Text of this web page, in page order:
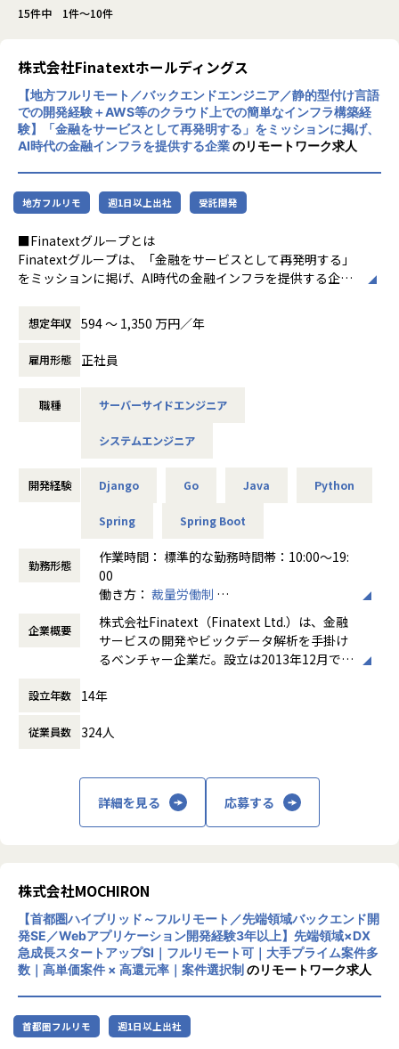
15件中 1件～10件
株式会社Finatextホールディングス
【地方フルリモート／バックエンドエンジニア／静的型付け言語
での開発経験＋AWS等のクラウド上での簡単なインフラ構築経
験】「金融をサービスとして再発明する」をミッションに掲げ、
AI時代の金融インフラを提供する企業のリモートワーク求人
地方フルリモ 週1日以上出社 受託開発
■Finatextグループとは
Finatextグループは、「金融をサービスとして再発明する」
をミッションに掲げ、AI時代の金融インフラを提供する企業
金融のDXを推進し、非金融事業者の金融サービスの参入障壁
を下げることで、金融がもっと暮らしに寄り添う世の中の実
現を目指しています。 金融サービスのあるべき姿をユーザー
視点から見直し、パートナー事業者と共に新しい金融サービ
ータAIソリューションの「株式会社ナウキャスト」、証券ビ
ス」、次世代型デジタル保険の「スマートプラス少額短期保
する「株式会社スマートプラスクレジット」といった事業会
現在、日本の多くの金融機関は、レガシーで重厚長大なシス
テムによって、デジタルな顧客体験を最適化するような改善
が行えないという課題を抱えています。 こういった課題を抱
える日本の金融システムを、モダンな環境（オンプレミス→
クラウド）、技術（Go/コンテナ）、設計（モノリス→マイ
クロサービス）を使って作り直しています。 スタートアップ
ながら、三菱UFJフィナンシャル・グループ、大和証券、MS
&AD、日本生命などの日本を代表する企業とインフラ領域で
協業し、高い評価を得ております。
FintechSHIFT
Finstage リーズアシスト
対話型AIを活用した、金融商品販売特化の集客代行サービ
ス。集客リスト提供のほか、対話型AIのホワイトラベルも提
供。
客へのパーソナライズされた資産運用提案を実現するAI支援
想定年収 594 〜 1,350 万円／年
雇用形態 正社員
職種 サーバーサイドエンジニア
システムエンジニア
開発経験 Django Go Java Python
Spring Spring Boot
勤務形態
作業時間： 標準的な勤務時間帯：10:00～19:
00
働き方： 裁量労働制
時間外労働の有無： 有（月平均30時間）
休憩時間： 60分
企業概要
株式会社Finatext（Finatext Ltd.）は、金融
サービスの開発やビックデータ解析を手掛け
るベンチャー企業だ。設立は2013年12月で、
事業を展開しております。
グループとして3つの事業を展開し、Finatex
ズムなどを提供しております。累計200万DL
を越える投資コミュニティアプリの開発・運
営も行っております。2016年8月に経営統合
ております。2017年3月に設立された新しい
証券会社、Smartplus（スマートプラス）で
は、次世代証券プラットフォームの確立と、
個人投資家がそれぞれのライフシーンで投資
を行うことができるモバイル事業を行ってお
ります。
設立年数 14年
従業員数 324人
詳細を見る 応募する
株式会社MOCHIRON
【首都圏ハイブリッド～フルリモート／先端領域バックエンド開
発SE／Webアプリケーション開発経験3年以上】先端領域×DX
急成長スタートアップSI｜フルリモート可｜大手プライム案件多
数｜高単価案件 × 高還元率｜案件選択制のリモートワーク求人
首都圏フルリモ 週1日以上出社